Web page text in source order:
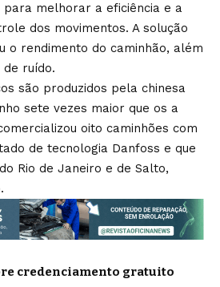
melhorar a eficiência e a
dos movimentos. A solução
o rendimento do caminhão, além
ruído.
são produzidos pela chinesa
sete vezes maior que os a
oito caminhões com
de tecnologia Danfoss e que
Rio de Janeiro e de Salto,
credenciamento gratuito